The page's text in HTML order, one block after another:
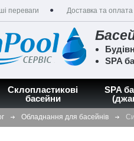
переваги Доставка та оплата
SPA
Склопластикові
басейни
SPA
Обладнання для басейнів